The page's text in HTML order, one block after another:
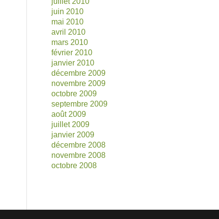
juin 2010
mai 2010
avril 2010
mars 2010
février 2010
janvier 2010
décembre 2009
novembre 2009
octobre 2009
septembre 2009
août 2009
juillet 2009
janvier 2009
décembre 2008
novembre 2008
octobre 2008